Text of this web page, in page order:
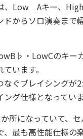
、Low Aキー、
ドからソロ演奏まで
・LowCのキー
います。
なぐブレイシングが
グ仕様となっていま
所になっていて、
最も高性能仕様の